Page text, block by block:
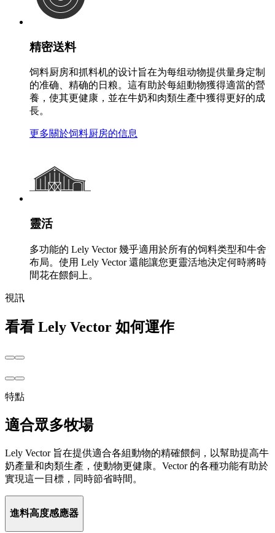
精密送料
饲料厨房和抓料机的设计旨在为每组动物提供量身定制
的准确、精确的日粮。這有助於每組動物獲得適當的營
養，使其更健康，並在牛奶和肉類生產中獲得更好的成
長。
更多關於饲料厨房的信息
靈活
多功能的 Lely Vector 幾乎適用於所有的饲料类型和牛舍
布局。使用 Lely Vector 還能讓您更靈活地決定何時將時
間花在餵飼上。
視訊
看看 Lely Vector 如何運作
特點
適合眾多牧場
Lely Vector 旨在提供適合各組動物的精確餵飼，以幫助提高牛
奶產量和肉類生產，使動物更健康。Vector 的各種功能有助於
實現這一目標，同時節省時間。
進料高度感應器